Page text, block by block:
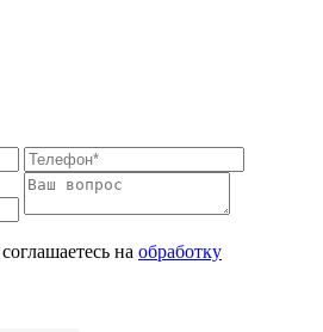
на обработку